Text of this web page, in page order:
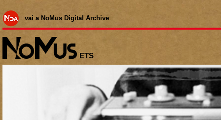
vai a NoMus Digital Archive
ETS